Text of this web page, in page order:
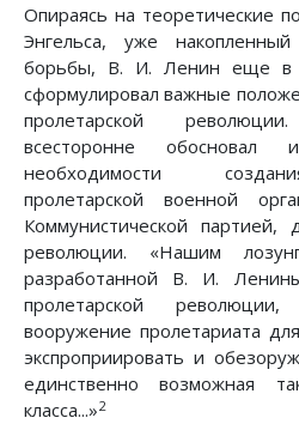
Опираясь на теоретические
Энгельса, уже
борьбы, В. И. Ленин еще в
сформулировал важные
пролетарской
всесторонне
необходимости
пролетарской военной
Коммунистической
революции. «Нашим
разработанной В. И.
пролетарской
вооружение пролетариата
экспроприировать и
единственно возможная
класса...»2